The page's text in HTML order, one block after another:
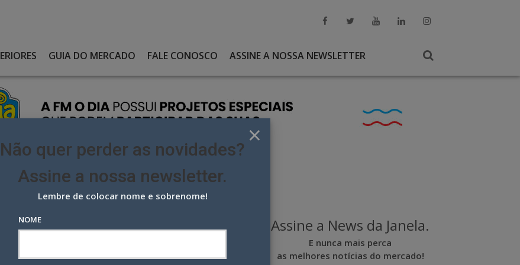
GUIA DO MERCADO FALE CONOSCO ASSINE A NOSSA NEWSLETTER
E KIND BRANDING TRAZ O CANTOR COMO EMBAIXADOR DO
Branding traz o cantor
Assine a News da Janela.
E nunca mais perca
as melhores notícias do mercado!
×
Não quer perder as novidades?
Assine a nossa newsletter.
Lembre de colocar nome e sobrenome!
NOME